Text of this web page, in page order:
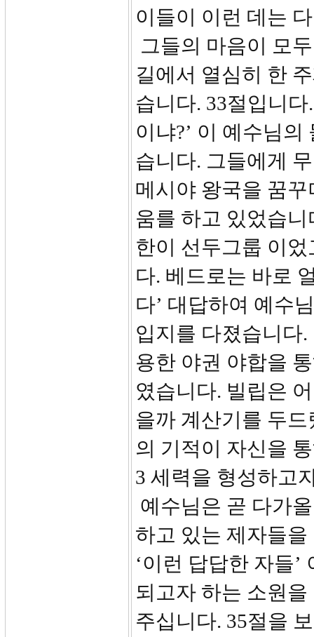
이들이 이런 데는
그들의 마음이 모
길에서 열심히 한
습니다. 33절입니
이냐?’ 이 예수님
습니다. 그들에게
메시야 왕국을 꿈꾸
움를 하고 있었습
한이 선두그룹 이
다. 베드로는 바로
다’ 대답하여 예수
입지를 다졌습니다
용한 야권 야합을
였습니다. 빌립은
을까 계산기를 두
의 기적이 자신을
3 세력을 형성하고
예수님은 곧 다가
하고 있는 제자들
‘이런 답답한 자들
되고자 하는 소원
주십니다. 35절을